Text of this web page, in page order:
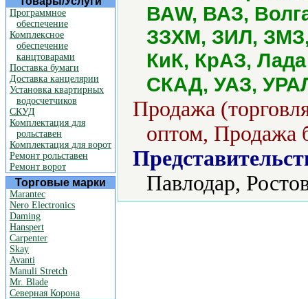
Программное
обеспечение
Комплексное
обеспечение
канцтоварами
Поставка бумаги
Доставка канцелярии
Установка квартирных
водосчетчиков
СКУД
Комплектация для
рольставен
Комплектация для ворот
Ремонт рольставен
Ремонт ворот
Торговые марки
Marantec
Nero Electronics
Daming
Hanspert
Carpenter
Skay
Avanti
Manuli Stretch
Mr. Blade
Северная Корона
ВАW, ВАЗ,
ЗЗХМ, ЗИЛ,
КиК, КрАЗ,
СКАД, УАЗ,
Продажа
оптом, Продажа
Павлодар,